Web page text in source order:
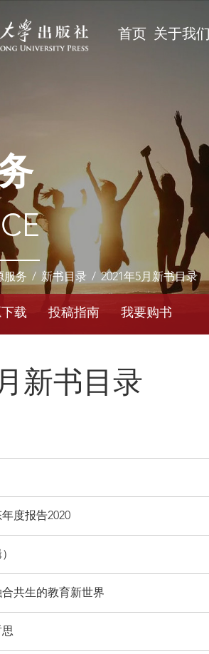
首页 关于我们
服务 / 新书目录 / 2021年5月新书目录
载 投稿指南 我要购书
新书目录
度报告2020
共生的教育新世界